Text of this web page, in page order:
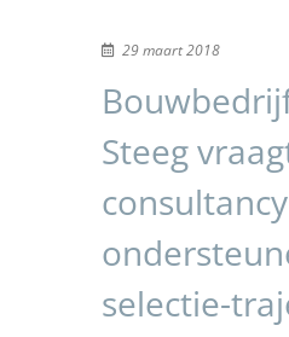
29 maart 2018
Steeg
selectie-